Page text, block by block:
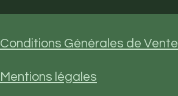
Conditions Générales de Vente
Mentions légales